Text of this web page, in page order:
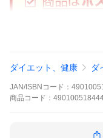
ダイエット、健康 ダ
JAN/ISBNコード：
商品 コード：